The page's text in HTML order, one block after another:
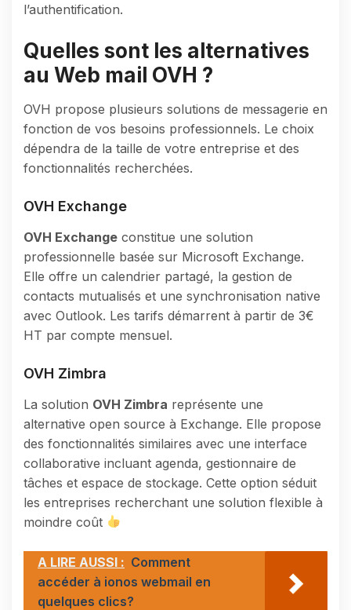
l’authentification.
Quelles sont les alternatives
au Web mail OVH ?
OVH propose plusieurs solutions de messagerie en
fonction de vos besoins professionnels. Le choix
dépendra de la taille de votre entreprise et des
fonctionnalités recherchées.
OVH Exchange
OVH Exchange constitue une solution
professionnelle basée sur Microsoft Exchange.
Elle offre un calendrier partagé, la gestion de
contacts mutualisés et une synchronisation native
avec Outlook. Les tarifs démarrent à partir de 3€
HT par compte mensuel.
OVH Zimbra
La solution OVH Zimbra représente une
alternative open source à Exchange. Elle propose
des fonctionnalités similaires avec une interface
collaborative incluant agenda, gestionnaire de
tâches et espace de stockage. Cette option séduit
les entreprises recherchant une solution flexible à
moindre coût
A LIRE AUSSI : Comment
accéder à ionos webmail en
quelques clics?